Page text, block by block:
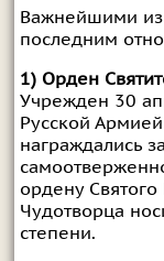
Важнейшими
последним
1) Орден
Учрежден 30
Русской
награждались
ордену
Чудотворца
степени.